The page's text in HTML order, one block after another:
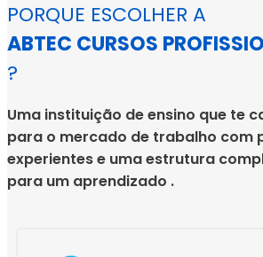
PORQUE ESCOLHER A
ABTEC CURSOS
?
Uma instituição de ensino que te
para o mercado de trabalho com
experientes e uma estrutura
para um aprendizado .